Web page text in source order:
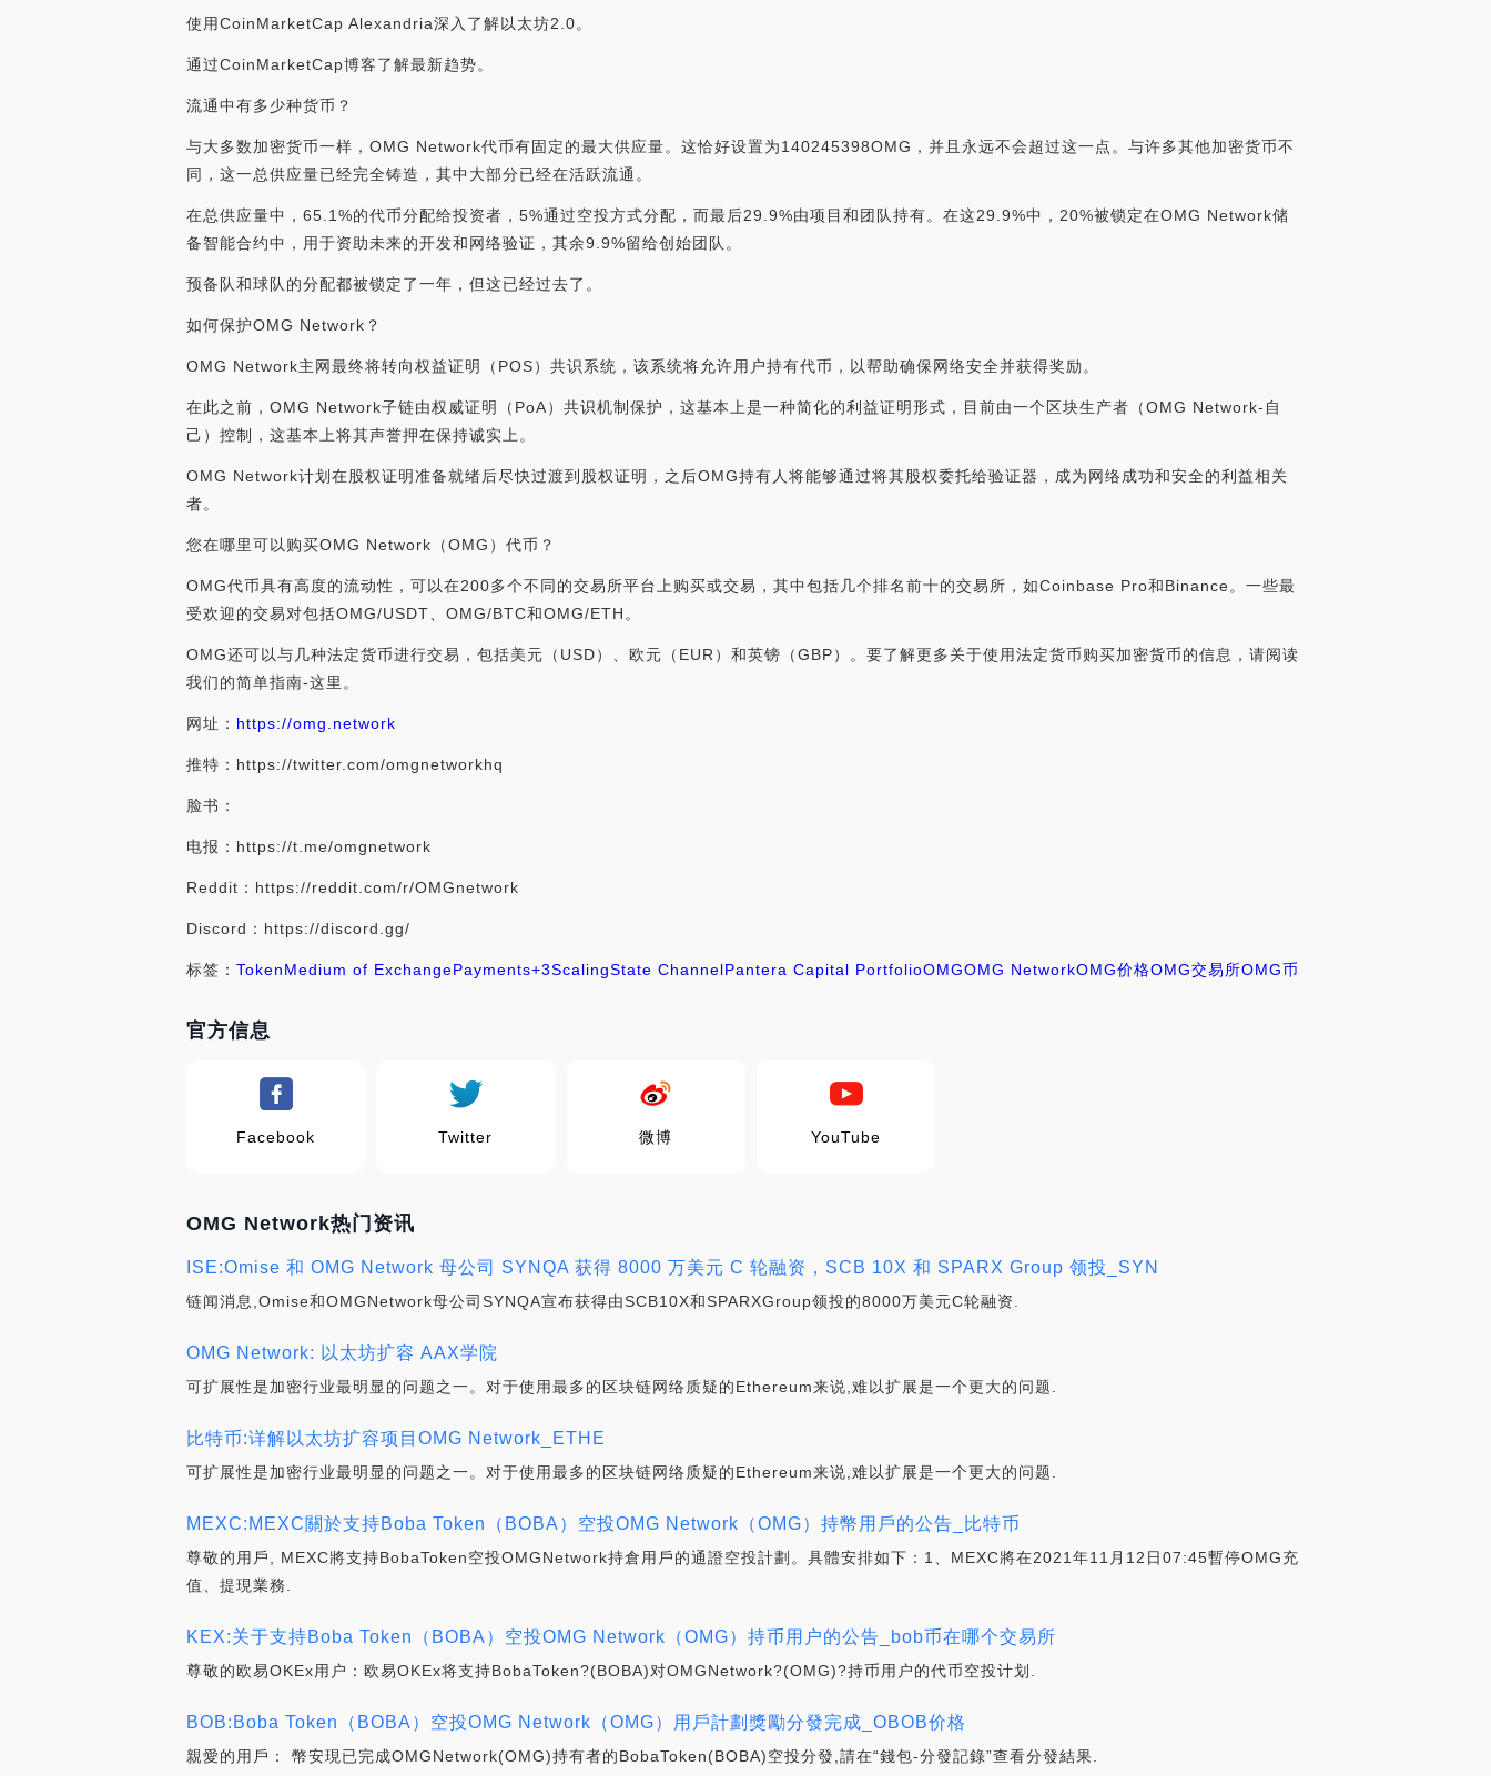
使用CoinMarketCap Alexandria深入了解以太坊2.0。
通过CoinMarketCap博客了解最新趋势。
流通中有多少种货币？
与大多数加密货币一样，OMG Network代币有固定的最大供应量。这恰好设置为140245398OMG，并且永远不会超过这一点。与许多其他加密货币不
同，这一总供应量已经完全铸造，其中大部分已经在活跃流通。
在总供应量中，65.1%的代币分配给投资者，5%通过空投方式分配，而最后29.9%由项目和团队持有。在这29.9%中，20%被锁定在OMG Network储
备智能合约中，用于资助未来的开发和网络验证，其余9.9%留给创始团队。
预备队和球队的分配都被锁定了一年，但这已经过去了。
如何保护OMG Network？
OMG Network主网最终将转向权益证明（POS）共识系统，该系统将允许用户持有代币，以帮助确保网络安全并获得奖励。
在此之前，OMG Network子链由权威证明（PoA）共识机制保护，这基本上是一种简化的利益证明形式，目前由一个区块生产者（OMG Network-自
己）控制，这基本上将其声誉押在保持诚实上。
OMG Network计划在股权证明准备就绪后尽快过渡到股权证明，之后OMG持有人将能够通过将其股权委托给验证器，成为网络成功和安全的利益相关
者。
您在哪里可以购买OMG Network（OMG）代币？
OMG代币具有高度的流动性，可以在200多个不同的交易所平台上购买或交易，其中包括几个排名前十的交易所，如Coinbase Pro和Binance。一些最
受欢迎的交易对包括OMG/USDT、OMG/BTC和OMG/ETH。
OMG还可以与几种法定货币进行交易，包括美元（USD）、欧元（EUR）和英镑（GBP）。要了解更多关于使用法定货币购买加密货币的信息，请阅读
我们的简单指南-这里。
网址： https://omg.network
推特：https://twitter.com/omgnetworkhq
脸书：
电报：https://t.me/omgnetwork
Reddit：https://reddit.com/r/OMGnetwork
Discord：https://discord.gg/
标签： TokenMedium of ExchangePayments+3ScalingState ChannelPantera Capital PortfolioOMGOMG NetworkOMG价格OMG交易所OMG币
官方信息
Facebook Twitter 微博 YouTube
OMG Network热门资讯
ISE:Omise 和 OMG Network 母公司 SYNQA 获得 8000 万美元 C 轮融资，SCB 10X 和 SPARX Group 领投_SYN
链闻消息,Omise和OMGNetwork母公司SYNQA宣布获得由SCB10X和SPARXGroup领投的8000万美元C轮融资.
OMG Network: 以太坊扩容 AAX学院
可扩展性是加密行业最明显的问题之一。对于使用最多的区块链网络质疑的Ethereum来说,难以扩展是一个更大的问题.
比特币:详解以太坊扩容项目OMG Network_ETHE
可扩展性是加密行业最明显的问题之一。对于使用最多的区块链网络质疑的Ethereum来说,难以扩展是一个更大的问题.
MEXC:MEXC關於支持Boba Token（BOBA）空投OMG Network（OMG）持幣用戶的公告_比特币
尊敬的用戶, MEXC將支持BobaToken空投OMGNetwork持倉用戶的通證空投計劃。具體安排如下：1、MEXC將在2021年11月12日07:45暫停OMG充
值、提現業務.
KEX:关于支持Boba Token（BOBA）空投OMG Network（OMG）持币用户的公告_bob币在哪个交易所
尊敬的欧易OKEx用户：欧易OKEx将支持BobaToken?(BOBA)对OMGNetwork?(OMG)?持币用户的代币空投计划.
BOB:Boba Token（BOBA）空投OMG Network（OMG）用戶計劃獎勵分發完成_OBOB价格
親愛的用戶： 幣安現已完成OMGNetwork(OMG)持有者的BobaToken(BOBA)空投分發,請在“錢包-分發記錄”查看分發結果.